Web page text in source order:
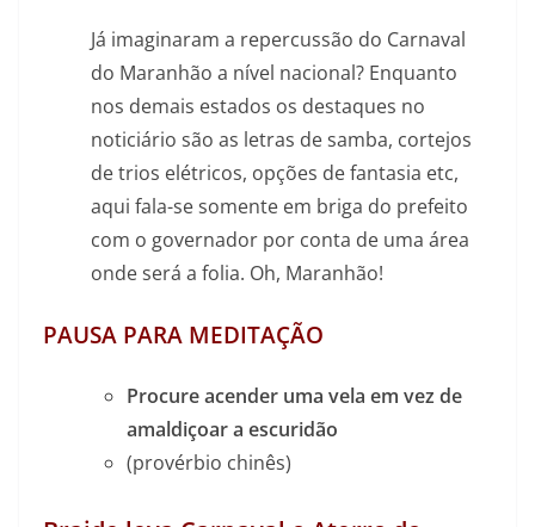
Já imaginaram a repercussão do Carnaval
do Maranhão a nível nacional? Enquanto
nos demais estados os destaques no
noticiário são as letras de samba, cortejos
de trios elétricos, opções de fantasia etc,
aqui fala-se somente em briga do prefeito
com o governador por conta de uma área
onde será a folia. Oh, Maranhão!
PAUSA PARA MEDITAÇÃO
Procure acender uma vela em vez de
amaldiçoar a escuridão
(provérbio chinês)